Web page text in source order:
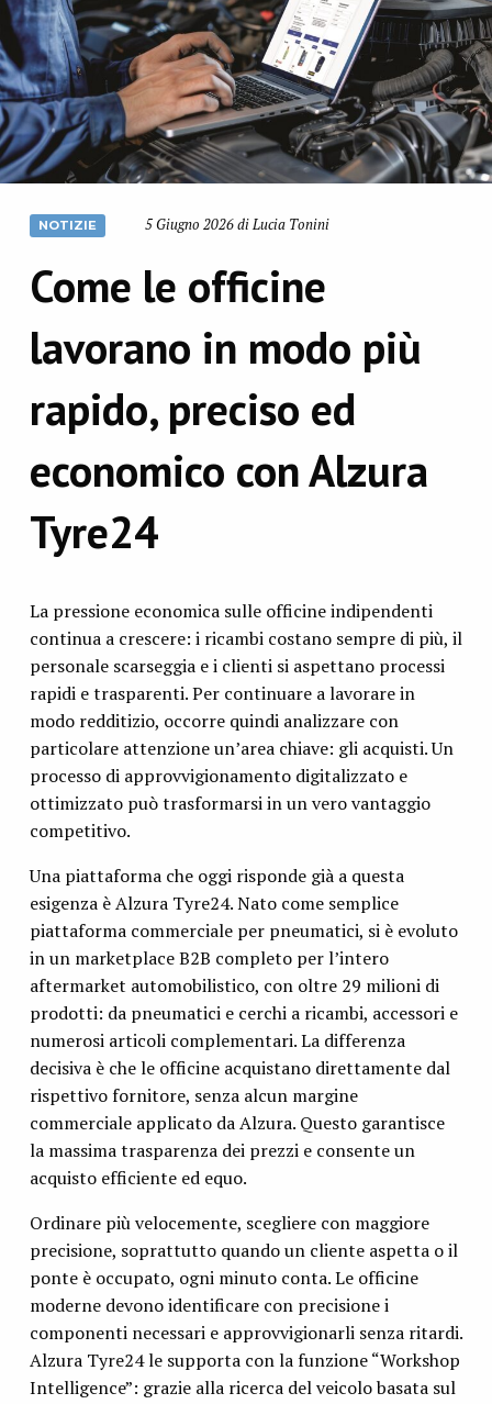
NOTIZIE 5 Giugno 2026 di Lucia Tonini
Come le officine
lavorano in modo più
rapido, preciso ed
economico con Alzura
Tyre24
La pressione economica sulle officine indipendenti
continua a crescere: i ricambi costano sempre di più, il
personale scarseggia e i clienti si aspettano processi
rapidi e trasparenti. Per continuare a lavorare in
modo redditizio, occorre quindi analizzare con
particolare attenzione un’area chiave: gli acquisti. Un
processo di approvvigionamento digitalizzato e
ottimizzato può trasformarsi in un vero vantaggio
competitivo.
Una piattaforma che oggi risponde già a questa
esigenza è Alzura Tyre24. Nato come semplice
piattaforma commerciale per pneumatici, si è evoluto
in un marketplace B2B completo per l’intero
aftermarket automobilistico, con oltre 29 milioni di
prodotti: da pneumatici e cerchi a ricambi, accessori e
numerosi articoli complementari. La differenza
decisiva è che le officine acquistano direttamente dal
rispettivo fornitore, senza alcun margine
commerciale applicato da Alzura. Questo garantisce
la massima trasparenza dei prezzi e consente un
acquisto efficiente ed equo.
Ordinare più velocemente, scegliere con maggiore
precisione, soprattutto quando un cliente aspetta o il
ponte è occupato, ogni minuto conta. Le officine
moderne devono identificare con precisione i
componenti necessari e approvvigionarli senza ritardi.
Alzura Tyre24 le supporta con la funzione “Workshop
Intelligence”: grazie alla ricerca del veicolo basata sul